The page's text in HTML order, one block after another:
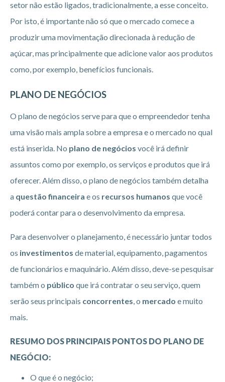
setor não estão ligados, tradicionalmente, a esse conceito.
Por isto, é importante não só que o mercado comece a
produzir uma movimentação direcionada à redução de
açúcar, mas principalmente que adicione valor aos produtos
como, por exemplo, benefícios funcionais.
PLANO DE NEGÓCIOS
O plano de negócios serve para que o empreendedor tenha
uma visão mais ampla sobre a empresa e o mercado no qual
está inserida. No plano de negócios você irá definir
assuntos como por exemplo, os serviços e produtos que irá
oferecer. Além disso, o plano de negócios também detalha
a questão financeira e os recursos humanos que você
poderá contar para o desenvolvimento da empresa.
Para desenvolver o planejamento, é necessário juntar todos
os investimentos de material, equipamento, pagamentos
de funcionários e maquinário. Além disso, deve-se pesquisar
também o público que irá contratar o seu serviço, quem
serão seus principais concorrentes , o mercado e muito
mais.
RESUMO DOS PRINCIPAIS PONTOS DO PLANO DE
NEGÓCIO:
O que é o negócio;